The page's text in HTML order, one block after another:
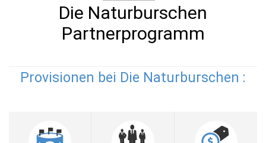
Die Naturburschen
Partnerprogramm
Provisionen bei Die Naturburschen :